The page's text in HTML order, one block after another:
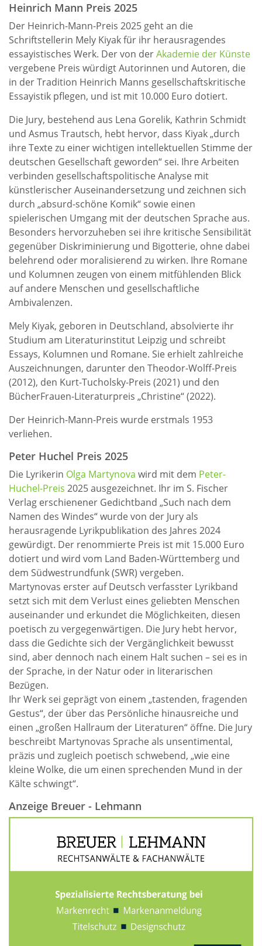
Heinrich Mann Preis 2025
Der Heinrich-Mann-Preis 2025 geht an die
Schriftstellerin Mely Kiyak für ihr herausragendes
essayistisches Werk. Der von derAkademie der Künste
vergebene Preis würdigt Autorinnen und Autoren, die
in der Tradition Heinrich Manns gesellschaftskritische
Essayistik pflegen, und ist mit 10.000 Euro dotiert.
Die Jury, bestehend aus Lena Gorelik, Kathrin Schmidt
und Asmus Trautsch, hebt hervor, dass Kiyak „durch
ihre Texte zu einer wichtigen intellektuellen Stimme der
deutschen Gesellschaft geworden“ sei. Ihre Arbeiten
verbinden gesellschaftspolitische Analyse mit
künstlerischer Auseinandersetzung und zeichnen sich
durch „absurd-schöne Komik“ sowie einen
spielerischen Umgang mit der deutschen Sprache aus.
Besonders hervorzuheben sei ihre kritische Sensibilität
gegenüber Diskriminierung und Bigotterie, ohne dabei
belehrend oder moralisierend zu wirken. Ihre Romane
und Kolumnen zeugen von einem mitfühlenden Blick
auf andere Menschen und gesellschaftliche
Ambivalenzen.
Mely Kiyak, geboren in Deutschland, absolvierte ihr
Studium am Literaturinstitut Leipzig und schreibt
Essays, Kolumnen und Romane. Sie erhielt zahlreiche
Auszeichnungen, darunter den Theodor-Wolff-Preis
(2012), den Kurt-Tucholsky-Preis (2021) und den
BücherFrauen-Literaturpreis „Christine“ (2022).
Der Heinrich-Mann-Preis wurde erstmals 1953
verliehen.
Peter Huchel Preis 2025
Die Lyrikerin Olga Martynova wird mit dem Peter-
Huchel-Preis 2025 ausgezeichnet. Ihr im S. Fischer
Verlag erschienener Gedichtband „Such nach dem
Namen des Windes“ wurde von der Jury als
herausragende Lyrikpublikation des Jahres 2024
gewürdigt. Der renommierte Preis ist mit 15.000 Euro
dotiert und wird vom Land Baden-Württemberg und
dem Südwestrundfunk (SWR) vergeben.
Martynovas erster auf Deutsch verfasster Lyrikband
setzt sich mit dem Verlust eines geliebten Menschen
auseinander und erkundet die Möglichkeiten, diesen
poetisch zu vergegenwärtigen. Die Jury hebt hervor,
dass die Gedichte sich der Vergänglichkeit bewusst
sind, aber dennoch nach einem Halt suchen – sei es in
der Sprache, in der Natur oder in literarischen
Bezügen.
Ihr Werk sei geprägt von einem „tastenden, fragenden
Gestus“, der über das Persönliche hinausreiche und
einen „großen Hallraum der Literaturen“ öffne. Die Jury
beschreibt Martynovas Sprache als unsentimental,
präzis und zugleich poetisch schwebend, „wie eine
kleine Wolke, die um einen sprechenden Mund in der
Kälte schwingt“.
Anzeige Breuer - Lehmann